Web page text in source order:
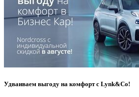
Удваиваем выгоду на комфорт с Lynk&Co!